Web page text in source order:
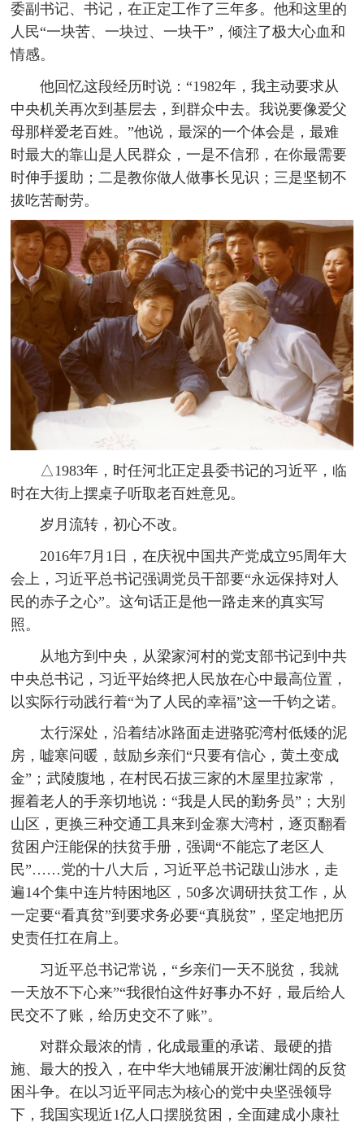
委副书记、书记，在正定工作了三年多。他和这里的
人民“一块苦、一块过、一块干”，倾注了极大心血和
情感。
他回忆这段经历时说：“1982年，我主动要求从
中央机关再次到基层去，到群众中去。我说要像爱父
母那样爱老百姓。”他说，最深的一个体会是，最难
时最大的靠山是人民群众，一是不信邪，在你最需要
时伸手援助；二是教你做人做事长见识；三是坚韧不
拔吃苦耐劳。
△1983年，时任河北正定县委书记的习近平，临
时在大街上摆桌子听取老百姓意见。
岁月流转，初心不改。
2016年7月1日，在庆祝中国共产党成立95周年大
会上，习近平总书记强调党员干部要“永远保持对人
民的赤子之心”。这句话正是他一路走来的真实写
照。
从地方到中央，从梁家河村的党支部书记到中共
中央总书记，习近平始终把人民放在心中最高位置，
以实际行动践行着“为了人民的幸福”这一千钧之诺。
太行深处，沿着结冰路面走进骆驼湾村低矮的泥
房，嘘寒问暖，鼓励乡亲们“只要有信心，黄土变成
金”；武陵腹地，在村民石拔三家的木屋里拉家常，
握着老人的手亲切地说：“我是人民的勤务员”；大别
山区，更换三种交通工具来到金寨大湾村，逐页翻看
贫困户汪能保的扶贫手册，强调“不能忘了老区人
民”……党的十八大后，习近平总书记跋山涉水，走
遍14个集中连片特困地区，50多次调研扶贫工作，从
一定要“看真贫”到要求务必要“真脱贫”，坚定地把历
史责任扛在肩上。
习近平总书记常说，“乡亲们一天不脱贫，我就
一天放不下心来”“我很怕这件好事办不好，最后给人
民交不了账，给历史交不了账”。
对群众最浓的情，化成最重的承诺、最硬的措
施、最大的投入，在中华大地铺展开波澜壮阔的反贫
困斗争。在以习近平同志为核心的党中央坚强领导
下，我国实现近1亿人口摆脱贫困，全面建成小康社